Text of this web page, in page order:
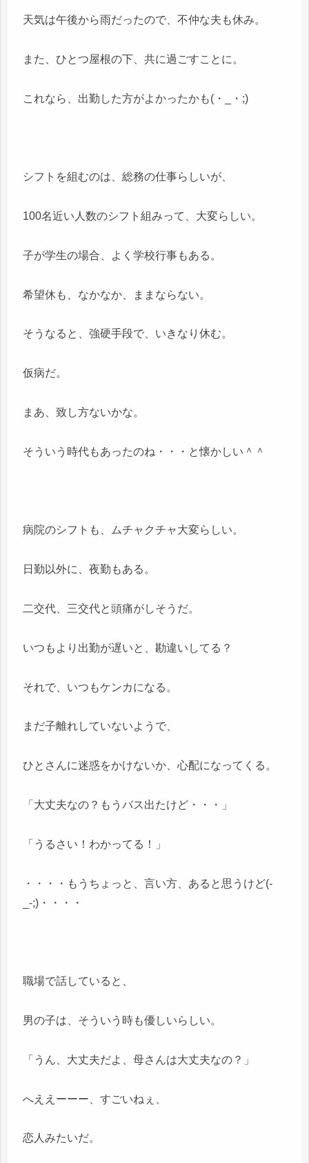
天気は午後から雨だったので、不仲な夫も休み。
また、ひとつ屋根の下、共に過ごすことに。
これなら、出勤した方がよかったかも(・_・;)
シフトを組むのは、総務の仕事らしいが、
100名近い人数のシフト組みって、大変らしい。
子が学生の場合、よく学校行事もある。
希望休も、なかなか、ままならない。
そうなると、強硬手段で、いきなり休む。
仮病だ。
まあ、致し方ないかな。
そういう時代もあったのね・・・と懐かしい＾＾
病院のシフトも、ムチャクチャ大変らしい。
日勤以外に、夜勤もある。
二交代、三交代と頭痛がしそうだ。
いつもより出勤が遅いと、勘違いしてる？
それで、いつもケンカになる。
まだ子離れしていないようで、
ひとさんに迷惑をかけないか、心配になってくる。
「大丈夫なの？もうバス出たけど・・・」
「うるさい！わかってる！」
・・・・もうちょっと、言い方、あると思うけど(-
_-;)・・・・
職場で話していると、
男の子は、そういう時も優しいらしい。
「うん、大丈夫だよ、母さんは大丈夫なの？」
へええーーー、すごいねぇ、
恋人みたいだ。